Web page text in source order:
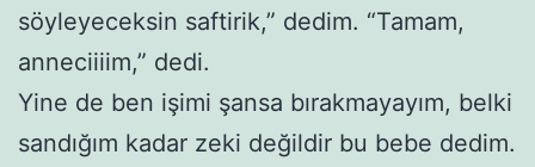
söyleyeceksin saftirik,” dedim. “Tamam,
anneciiiim,” dedi.
Yine de ben işimi şansa bırakmayayım, belki
sandığım kadar zeki değildir bu bebe dedim.